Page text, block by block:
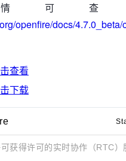
可查
openfire/docs/
查看
下载
获得许可的实时协作（RTC）